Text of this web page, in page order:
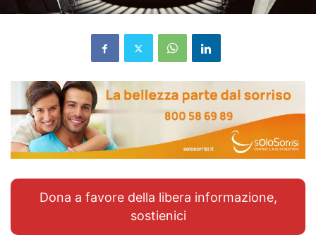
Dona a favore della libera informazione,
sostienici